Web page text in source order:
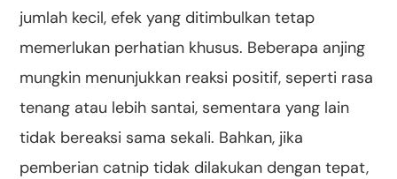
jumlah kecil, efek yang ditimbulkan tetap
memerlukan perhatian khusus. Beberapa anjing
mungkin menunjukkan reaksi positif, seperti rasa
tenang atau lebih santai, sementara yang lain
tidak bereaksi sama sekali. Bahkan, jika
pemberian catnip tidak dilakukan dengan tepat,